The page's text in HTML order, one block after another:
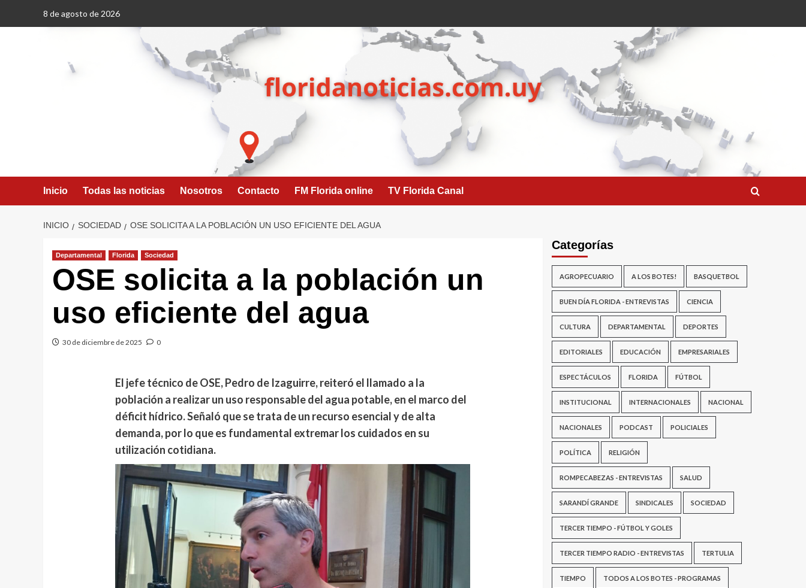
8 de agosto de 2026
Inicio Todas las noticias Nosotros Contacto FM Florida online TV Florida Canal
INICIO SOCIEDAD OSE SOLICITA A LA POBLACIÓN UN USO EFICIENTE DEL AGUA
Departamental Florida Sociedad
OSE solicita a la población un
uso eficiente del agua
30 de diciembre de 2025 0
El jefe técnico de OSE, Pedro de Izaguirre, reiteró el llamado a la
población a realizar un uso responsable del agua potable, en el marco del
déficit hídrico. Señaló que se trata de un recurso esencial y de alta
demanda, por lo que es fundamental extremar los cuidados en su
utilización cotidiana.
Categorías
AGROPECUARIO A LOS BOTES! BASQUETBOL
BUEN DÍA FLORIDA - ENTREVISTAS CIENCIA
CULTURA DEPARTAMENTAL DEPORTES
EDITORIALES EDUCACIÓN EMPRESARIALES
ESPECTÁCULOS FLORIDA FÚTBOL
INSTITUCIONAL INTERNACIONALES NACIONAL
NACIONALES PODCAST POLICIALES
POLÍTICA RELIGIÓN
ROMPECABEZAS - ENTREVISTAS SALUD
SARANDÍ GRANDE SINDICALES SOCIEDAD
TERCER TIEMPO - FÚTBOL Y GOLES
TERCER TIEMPO RADIO - ENTREVISTAS TERTULIA
TIEMPO TODOS A LOS BOTES - PROGRAMAS